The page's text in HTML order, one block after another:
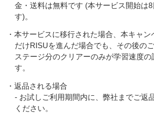
金・送料は無料です (本サービス開始は
す)。
・本サービスに移行された場合、本キャ
だけRISUを進んだ場合でも、その後の
ステージ分のクリアーのみが学習速度の
す。
・返品される場合
- お試しご利用期間内に、弊社までご返
ください。